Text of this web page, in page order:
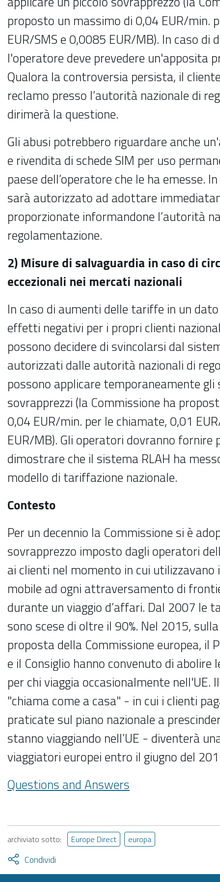
proposto un massimo di 0,04 EUR/min.
EUR/SMS e 0,0085 EUR/MB). In caso di
l'operatore deve prevedere un'apposita
Qualora la controversia persista, il
reclamo presso l’autorità nazionale di
dirimerà la questione.
Gli abusi potrebbero riguardare anche
e rivendita di schede SIM per uso
paese dell’operatore che le ha emesse.
sarà autorizzato ad adottare
proporzionate informandone l’autorità
regolamentazione.
2) Misure di salvaguardia in caso di
eccezionali nei mercati nazionali
In caso di aumenti delle tariffe in un
effetti negativi per i propri clienti
possono decidere di svincolarsi dal
autorizzati dalle autorità nazionali di
possono applicare temporaneamente gli
sovrapprezzi (la Commissione ha
0,04 EUR/min. per le chiamate, 0,01
EUR/MB). Gli operatori dovranno fornire
dimostrare che il sistema RLAH ha
modello di tariffazione nazionale.
Contesto
Per un decennio la Commissione si è
sovrapprezzo imposto dagli operatori
ai clienti nel momento in cui
mobile ad ogni attraversamento di
durante un viaggio d’affari. Dal 2007 le
sono scese di oltre il 90%. Nel 2015,
proposta della Commissione europea, il
e il Consiglio hanno convenuto di
per chi viaggia occasionalmente nell'UE.
"chiama come a casa" - in cui i clienti
praticate sul piano nazionale a
stanno viaggiando nell’UE - diventerà
viaggiatori europei entro il giugno del
Questions and Answers
archiviato sotto: Europe Direct europa
Condividi
facebook
twitter
Attiva
condividi